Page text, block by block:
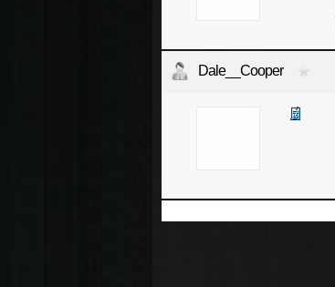
Dale__Cooper